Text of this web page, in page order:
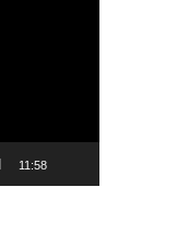
11:58